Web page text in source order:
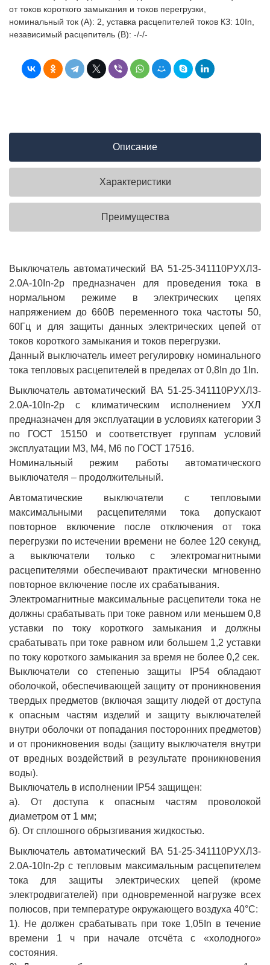
от токов короткого замыкания и токов перегрузки,
номинальный ток (А): 2, уставка расцепителей токов КЗ: 10In,
независимый расцепитель (В): -/-/-
Описание
Характеристики
Преимущества
Выключатель автоматический ВА 51-25-341110РУХЛ3-
2.0А-10In-2р предназначен для проведения тока в
нормальном режиме в электрических цепях
напряжением до 660В переменного тока частоты 50,
60Гц и для защиты данных электрических цепей от
токов короткого замыкания и токов перегрузки.
Данный выключатель имеет регулировку номинального
тока тепловых расцепителей в пределах от 0,8In до 1In.
Выключатель автоматический ВА 51-25-341110РУХЛ3-
2.0А-10In-2р с климатическим исполнением УХЛ
предназначен для эксплуатации в условиях категории 3
по ГОСТ 15150 и соответствует группам условий
эксплуатации М3, М4, М6 по ГОСТ 17516.
Номинальный режим работы автоматического
выключателя – продолжительный.
Автоматические выключатели с тепловыми
максимальными расцепителями тока допускают
повторное включение после отключения от тока
перегрузки по истечении времени не более 120 секунд,
а выключатели только с электромагнитными
расцепителями обеспечивают практически мгновенно
повторное включение после их срабатывания.
Электромагнитные максимальные расцепители тока не
должны срабатывать при токе равном или меньшем 0,8
уставки по току короткого замыкания и должны
срабатывать при токе равном или большем 1,2 уставки
по току короткого замыкания за время не более 0,2 сек.
Выключатели со степенью защиты IP54 обладают
оболочкой, обеспечивающей защиту от проникновения
твердых предметов (включая защиту людей от доступа
к опасным частям изделий и защиту выключателей
внутри оболочки от попадания посторонних предметов)
и от проникновения воды (защиту выключателя внутри
от вредных воздействий в результате проникновения
воды).
Выключатель в исполнении IP54 защищен:
а). От доступа к опасным частям проволокой
диаметром от 1 мм;
б). От сплошного обрызгивания жидкостью.
Выключатель автоматический ВА 51-25-341110РУХЛ3-
2.0А-10In-2р с тепловым максимальным расцепителем
тока для защиты электрических цепей (кроме
электродвигателей) при одновременной нагрузке всех
полюсов, при температуре окружающего воздуха 40°С:
1). Не должен срабатывать при токе 1,05In в течение
времени 1 ч при начале отсчёта с «холодного»
состояния.